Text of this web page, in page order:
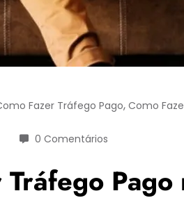
Fazer Tráfego Pago, Como
0 Comentários
Tráfego